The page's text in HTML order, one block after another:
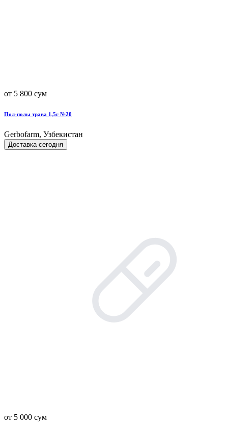
от 5 800 сум
Пол-полы трава 1,5г №20
Gerbofarm, Узбекистан
Доставка сегодня
от 5 000 сум